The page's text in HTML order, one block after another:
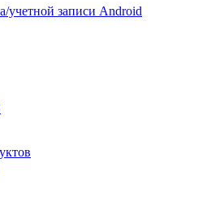
учетной записи Android